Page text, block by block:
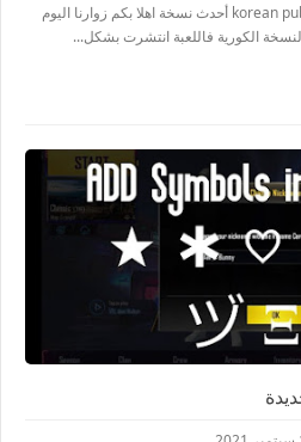
تحديث ببجي الكورية korean pubg update 1.6 أحدث نسخة اهلا بكم زوارنا اليوم
الكورية فاللعبة انتشرت بشكل...